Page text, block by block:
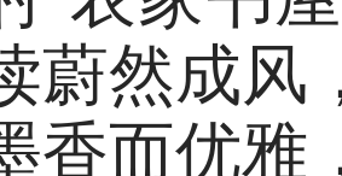
蔚然成风
香而优雅